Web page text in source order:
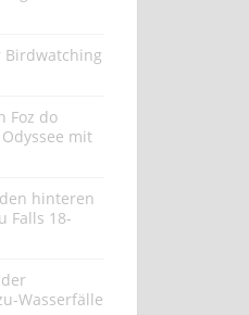
Birdwatching
Foz do
mit
hinteren
Falls 18-
Wasserfälle